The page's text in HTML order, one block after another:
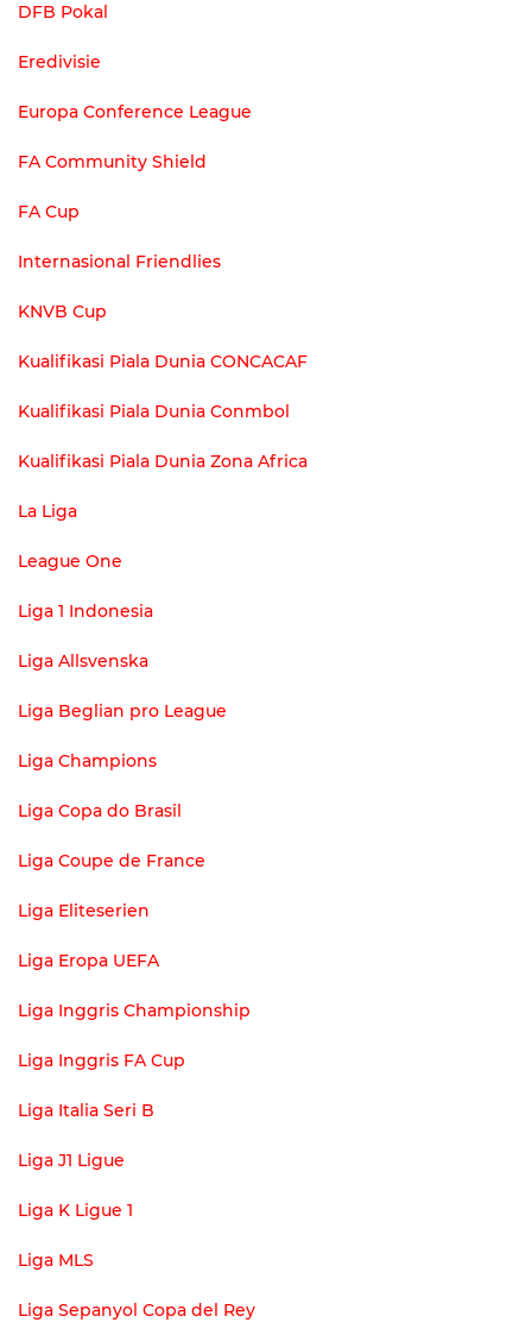
DFB Pokal
Eredivisie
Europa Conference League
FA Community Shield
FA Cup
Internasional Friendlies
KNVB Cup
Kualifikasi Piala Dunia CONCACAF
Kualifikasi Piala Dunia Conmbol
Kualifikasi Piala Dunia Zona Africa
La Liga
League One
Liga 1 Indonesia
Liga Allsvenska
Liga Beglian pro League
Liga Champions
Liga Copa do Brasil
Liga Coupe de France
Liga Eliteserien
Liga Eropa UEFA
Liga Inggris Championship
Liga Inggris FA Cup
Liga Italia Seri B
Liga J1 Ligue
Liga K Ligue 1
Liga MLS
Liga Sepanyol Copa del Rey